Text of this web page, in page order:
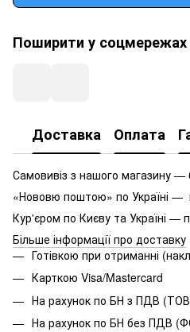
Поширити у соцмережах
Доставка Оплата
Самовивіз з нашого магазину —
«Нововю поштою» по Україні
Кур'єром по Києву та Україні —
Більше інформації про доставку
Готівкою при отриманні
Карткою Visa/Mastercard
На рахунок по БН з ПДВ
На рахунок по БН без ПДВ